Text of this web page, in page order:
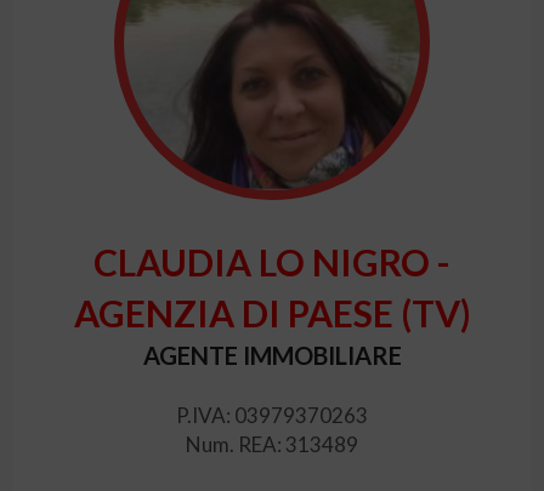
CLAUDIA LO NIGRO -
AGENZIA DI PAESE (TV)
AGENTE IMMOBILIARE
P.IVA: 03979370263
Num. REA: 313489